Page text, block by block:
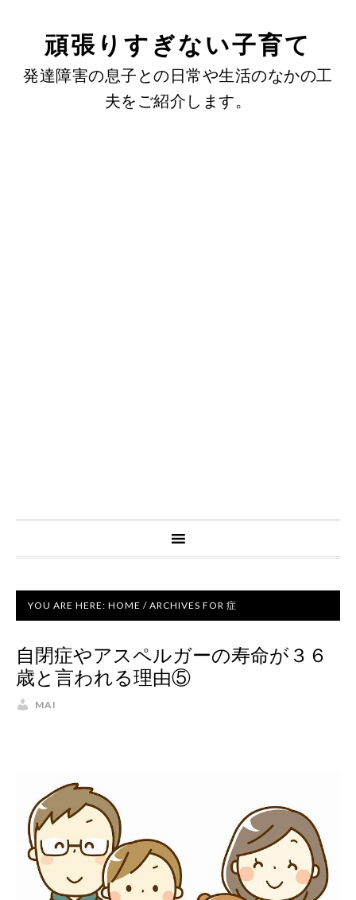
頑張りすぎない子育て
発達障害の息子との日常や生活のなかの工
夫をご紹介します。
YOU ARE HERE: HOME / ARCHIVES FOR 症
自閉症やアスペルガーの寿命が３６
歳と言われる理由⑤
MAI